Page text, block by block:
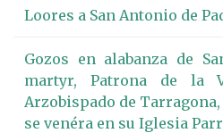
Loores a San Antonio de
Gozos en alabanza de
martyr, Patrona de la
Arzobispado de
se venéra en su Iglesia